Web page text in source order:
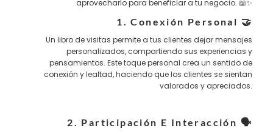
aprovecharlo para beneficiar a tu negocio. 📖✨
1. Conexión Personal 🤝
Un libro de visitas permite a tus clientes dejar mensajes
personalizados, compartiendo sus experiencias y
pensamientos. Este toque personal crea un sentido de
conexión y lealtad, haciendo que los clientes se sientan
valorados y apreciados.
2. Participación E Interacción 🗣️